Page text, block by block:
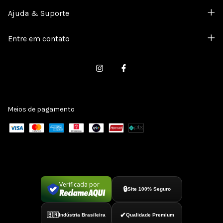
Ajuda & Suporte
Entre em contato
Meios de pagamento
Verificada por
🔒Site 100% Seguro
🇧🇷Indústria Brasileira ✔Qualidade Premium